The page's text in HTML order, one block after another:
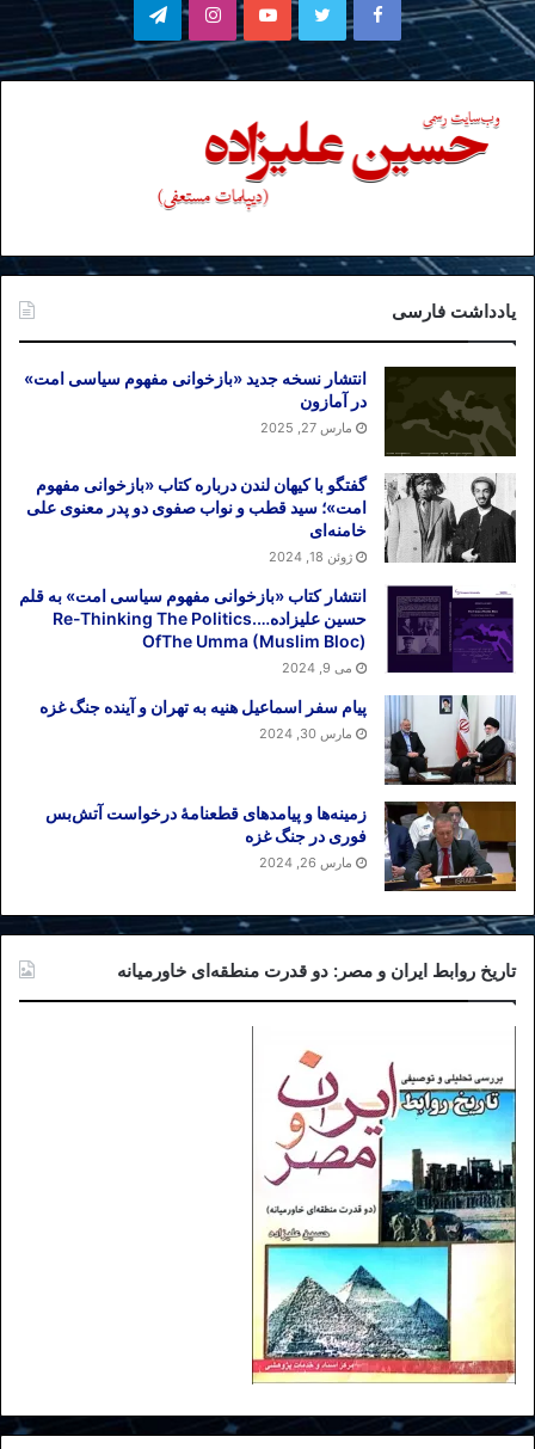
فیسبوک توییتر یوتیوباینستاگرامتلگرام
یادداشت فارسی
انتشار نسخه جدید «بازخوانی مفهوم سیاسی امت»
در آمازون
مارس 27, 2025
گفتگو با کیهان لندن درباره کتاب «بازخوانی مفهوم
امت»؛ سید قطب و نواب صفوی دو پدر معنوی علی
خامنه‌ای
ژوئن 18, 2024
انتشار کتاب «بازخوانی مفهوم سیاسی امت» به قلم
حسین علیزاده….Re-Thinking The Politics
OfThe Umma (Muslim Bloc)
می 9, 2024
پیام سفر اسماعیل هنیه به تهران و آینده جنگ غزه
مارس 30, 2024
زمینه‌ها و پیامدهای قطعنامهٔ درخواست آتش‌بس
فوری در جنگ غزه
مارس 26, 2024
تاریخ روابط ایران و مصر: دو قدرت منطقه‌ای خاورمیانه